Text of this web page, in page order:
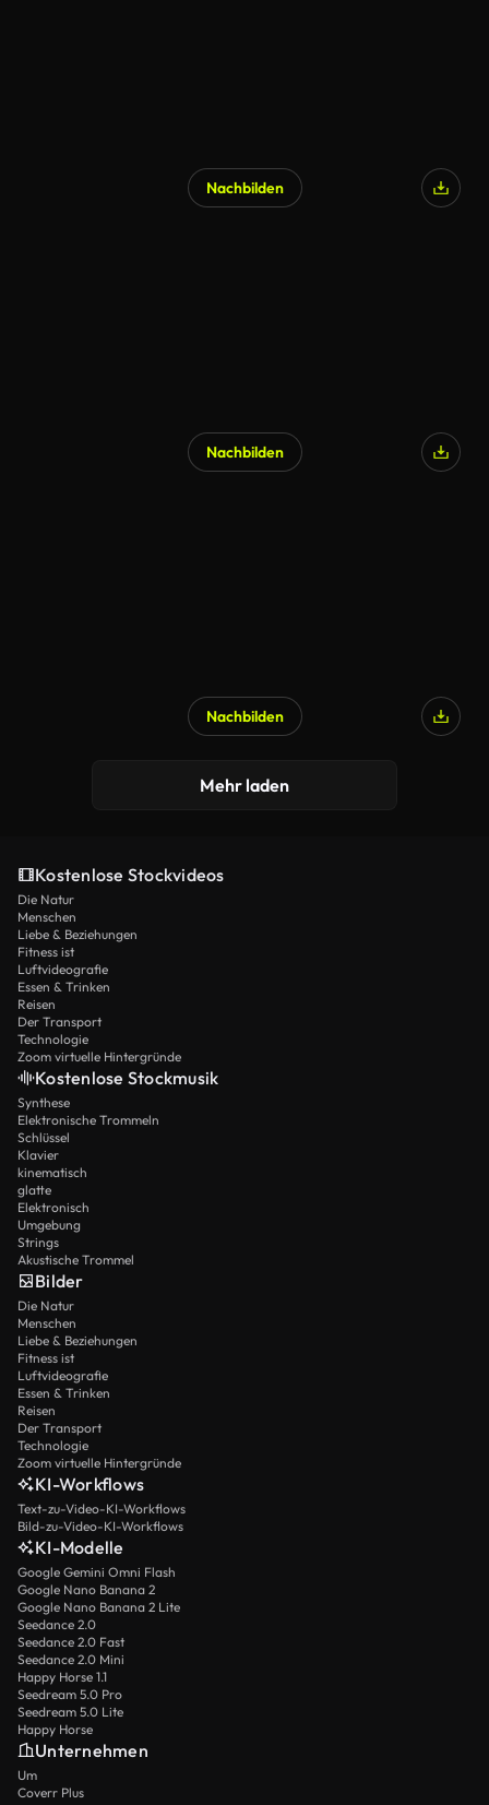
Nachbilden
Nachbilden
Nachbilden
Mehr laden
Kostenlose Stockvideos
Die Natur
Menschen
Liebe & Beziehungen
Fitness ist
Luftvideografie
Essen & Trinken
Reisen
Der Transport
Technologie
Zoom virtuelle Hintergründe
Kostenlose Stockmusik
Synthese
Elektronische Trommeln
Schlüssel
Klavier
kinematisch
glatte
Elektronisch
Umgebung
Strings
Akustische Trommel
Bilder
Die Natur
Menschen
Liebe & Beziehungen
Fitness ist
Luftvideografie
Essen & Trinken
Reisen
Der Transport
Technologie
Zoom virtuelle Hintergründe
KI-Workflows
Text-zu-Video-KI-Workflows
Bild-zu-Video-KI-Workflows
KI-Modelle
Google Gemini Omni Flash
Google Nano Banana 2
Google Nano Banana 2 Lite
Seedance 2.0
Seedance 2.0 Fast
Seedance 2.0 Mini
Happy Horse 1.1
Seedream 5.0 Pro
Seedream 5.0 Lite
Happy Horse
Unternehmen
Um
Coverr Plus